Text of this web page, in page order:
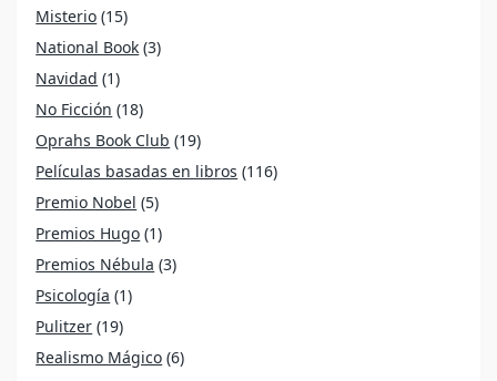
Misterio (15)
National Book (3)
Navidad (1)
No Ficción (18)
Oprahs Book Club (19)
Películas basadas en libros (116)
Premio Nobel (5)
Premios Hugo (1)
Premios Nébula (3)
Psicología (1)
Pulitzer (19)
Realismo Mágico (6)